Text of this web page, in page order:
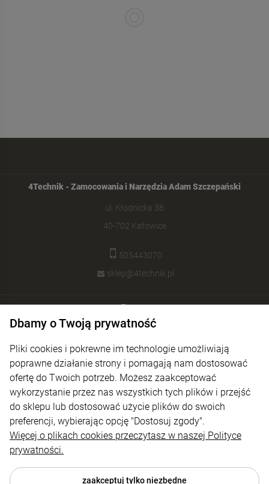
4Technik - Zamocowania i Narzędzia Adam Szczepański
ul. Kłodnicka 38
40-702 Katowice
505443070
sklep@4technik.pl
Pomoc
Płatności i dostawa
Informacje
O nas
Dbamy o Twoją prywatność
Pliki cookies i pokrewne im technologie umożliwiają
poprawne działanie strony i pomagają nam dostosować
ofertę do Twoich potrzeb. Możesz zaakceptować
wykorzystanie przez nas wszystkich tych plików i przejść
do sklepu lub dostosować użycie plików do swoich
preferencji, wybierając opcję "Dostosuj zgody".
Więcej o plikach cookies przeczytasz w naszej Polityce
prywatności.
zaakceptuj tylko niezbędne